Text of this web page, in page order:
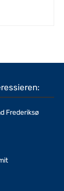
Frederiksø